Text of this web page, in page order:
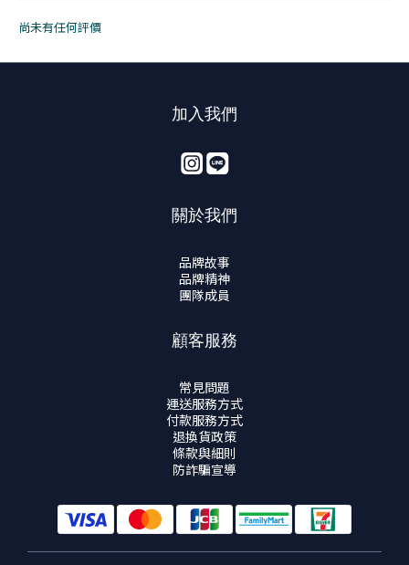
尚未有任何評價
加入我們
關於我們
品牌故事
品牌精神
團隊成員
顧客服務
常見問題
運送服務方式
付款服務方式
退換貨政策
條款與細則
防詐騙宣導